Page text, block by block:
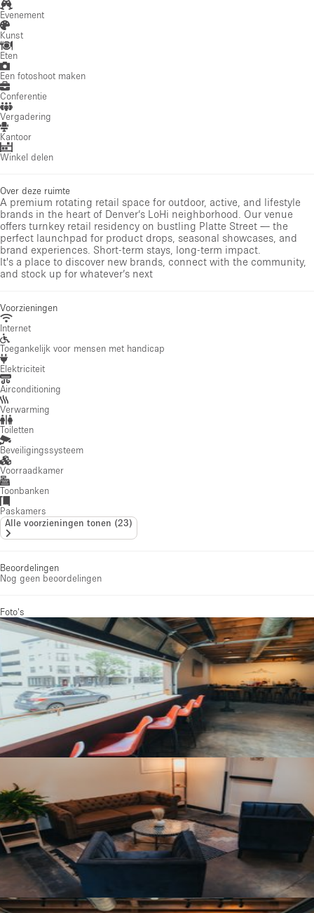
Evenement
Kunst
Eten
Een fotoshoot maken
Conferentie
Vergadering
Kantoor
Winkel delen
Over deze ruimte
A premium rotating retail space for outdoor, active, and lifestyle
brands in the heart of Denver’s LoHi neighborhood. Our venue
offers turnkey retail residency on bustling Platte Street — the
perfect launchpad for product drops, seasonal showcases, and
brand experiences. Short-term stays, long-term impact.
It's a place to discover new brands, connect with the community,
and stock up for whatever’s next
Voorzieningen
Internet
Toegankelijk voor mensen met handicap
Elektriciteit
Airconditioning
Verwarming
Toiletten
Beveiligingssysteem
Voorraadkamer
Toonbanken
Paskamers
Alle voorzieningen tonen (23)
Beoordelingen
Nog geen beoordelingen
Foto's